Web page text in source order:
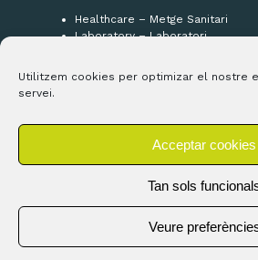
Utilitzem cookies per optimizar el nostre
servei.
Acceptar cookies
Tan sols
Veure
Healthcare – Metge Sanitari
Laboratory – Laboratori
Segueix-nos!